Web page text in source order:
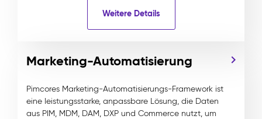
Weitere Details
Marketing-Automatisierung
Pimcores Marketing-Automatisierungs-Framework ist
eine leistungsstarke, anpassbare Lösung, die Daten
aus PIM, MDM, DAM, DXP und Commerce nutzt, um